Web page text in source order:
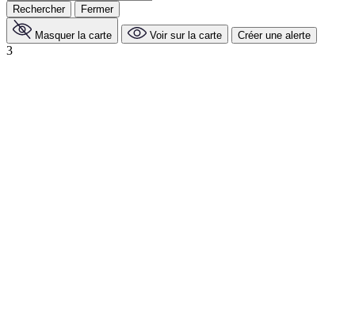
Rechercher Fermer
Masquer la carte Voir sur la carte Créer une alerte
3